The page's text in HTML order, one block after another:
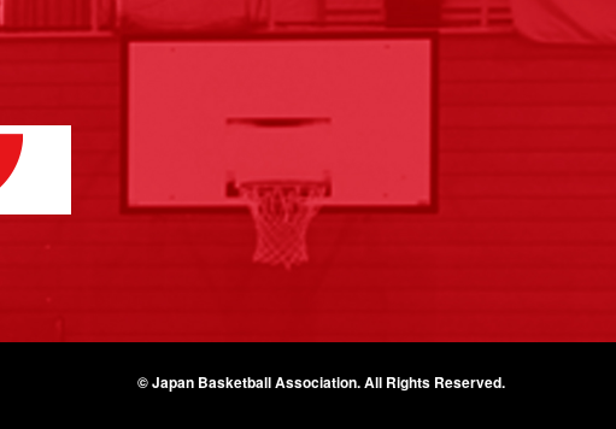
© Japan Basketball Association.All Rights Reserved.